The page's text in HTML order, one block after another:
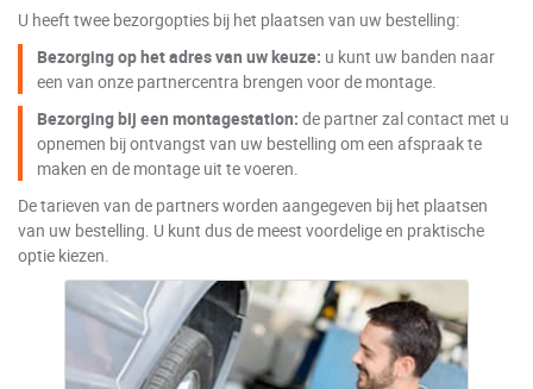
U heeft twee bezorgopties bij het plaatsen van uw bestelling:
Bezorging op het adres van uw keuze: u kunt uw banden naar
een van onze partnercentra brengen voor de montage.
Bezorging bij een montagestation: de partner zal contact met u
opnemen bij ontvangst van uw bestelling om een afspraak te
maken en de montage uit te voeren.
De tarieven van de partners worden aangegeven bij het plaatsen
van uw bestelling. U kunt dus de meest voordelige en praktische
optie kiezen.